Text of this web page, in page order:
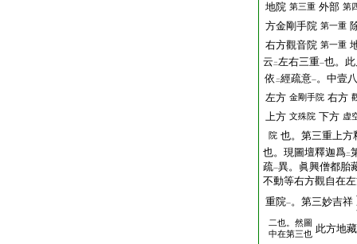
地院 第三重 外部 第
方金剛手院 第一重
右方觀音院 第一重
云 二左右三重一也。
依 二經疏意一。中壹
左方 金剛手院 右方
上方 文殊院 下方 虚
院 也。第三重上方
也。現圖壇釋迦爲二
疏一異。眞興僧都胎
不動等右方觀自在
重院一。第三妙吉祥
二也。然圖
中在第三也 此方地